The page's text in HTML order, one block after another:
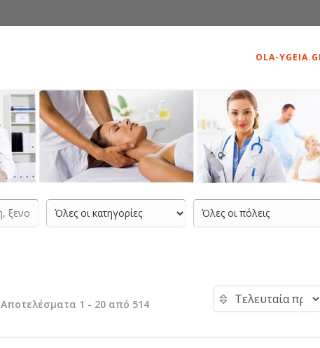
OLA-
Αποτελέσματα 1 - 20 από 514